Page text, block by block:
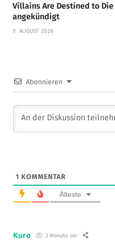
Villains Are Destined to
angekündigt
9. AUGUST 2026
Abonnieren
1 KOMMENTAR
Älteste
Kuro 3 Monate vor